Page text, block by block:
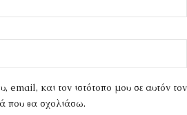
email, και τον ιστότοπο μου σε αυτόν τον
που θα σχολιάσω.